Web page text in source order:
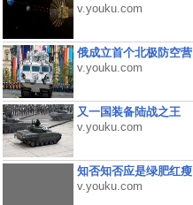
v.youku.com
俄成立首个北极防空营
v.youku.com
又一国装备陆战之王
v.youku.com
知否知否应是绿肥红瘦
v.youku.com